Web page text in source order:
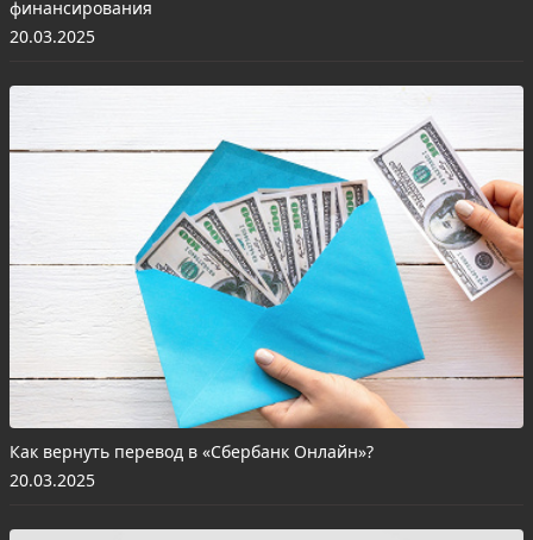
финансирования
20.03.2025
Как вернуть перевод в «Сбербанк Онлайн»?
20.03.2025